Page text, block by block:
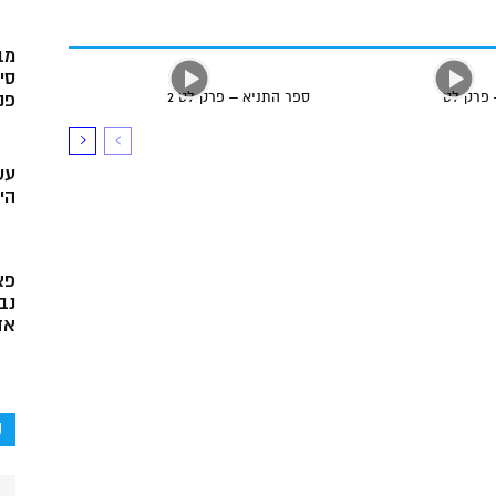
ספר התניא – פרק לט 2 פרק לט